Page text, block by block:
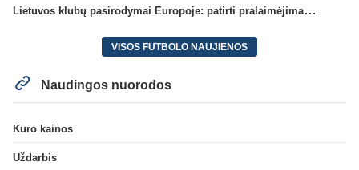
Lietuvos klubų pasirodymai Europoje: patirti pralaimėjimai Kroatijos atstovams
VISOS FUTBOLO NAUJIENOS
Naudingos nuorodos
Kuro kainos
Uždarbis